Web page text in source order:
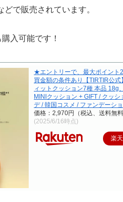
で販売されています。
入可能です！
★エントリーで、最大ポイン
買金額の条件あり【TIRTIR公式
ィットクッション7種 本品 18g
MINIクッション + GIFT / クッシ
デ / 韓国コスメ / ファンデーシ
価格：2,970円（税込、送料無
(2025/6/16時点)
楽